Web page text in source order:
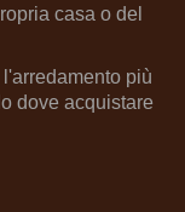
casa o del
più
dove acquistare